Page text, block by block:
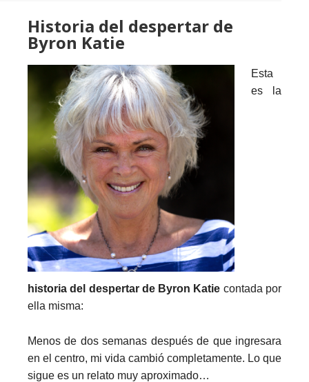
Historia del despertar de
Byron Katie
Esta
es la
historia del despertar de Byron Katie contada por
ella misma:
Menos de dos semanas después de que ingresara
en el centro, mi vida cambió completamente. Lo que
sigue es un relato muy aproximado…